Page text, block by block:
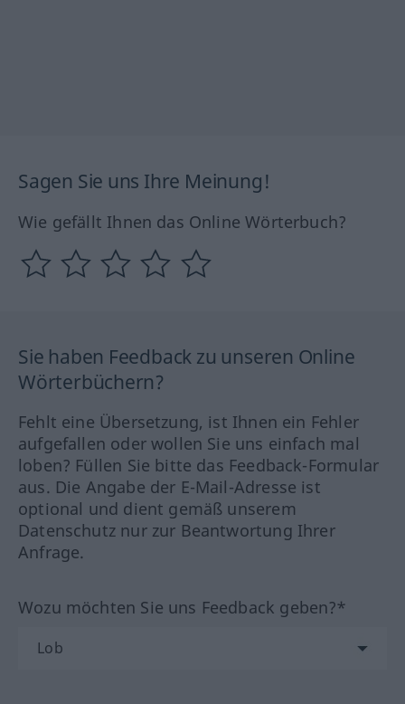
Sagen Sie uns Ihre Meinung!
Wie gefällt Ihnen das Online Wörterbuch?
Sie haben Feedback zu unseren Online
Wörterbüchern?
Fehlt eine Übersetzung, ist Ihnen ein Fehler
aufgefallen oder wollen Sie uns einfach mal
loben? Füllen Sie bitte das Feedback-Formular
aus. Die Angabe der E-Mail-Adresse ist
optional und dient gemäß unserem
Datenschutz nur zur Beantwortung Ihrer
Anfrage.
Wozu möchten Sie uns Feedback geben?*